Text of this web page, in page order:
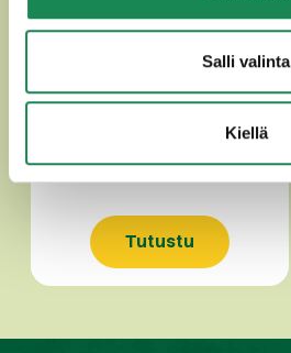
Salli valinta
Kiellä
MOZZARELLA 250g
Tutustu